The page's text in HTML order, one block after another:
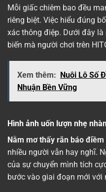
Mỗi giấc chiêm bao đều
riêng biệt. Việc hiểu đúng
xác thông điệp. Dưới đây
biến mà người chơi trên
Xem thêm:
Nuôi Lô Số
Nhuận Bền Vững
Hình ảnh uốn lượn nhẹ
Nằm mơ thấy rắn báo điềm
nhiều người vẫn hay nghĩ.
của sự chuyển mình tích
bước vào giai đoạn mới với